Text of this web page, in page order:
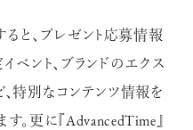
特別な体験をオーダーメ
ると、プレゼント応募情報
ベント、ブランドのエクス
特別なコンテンツ情報を
。更に『AdvancedTime』